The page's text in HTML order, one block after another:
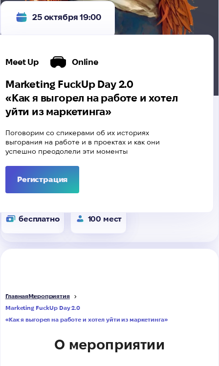
Meet Up Online
Marketing FuckUp Day 2.0
«Как я выгорел на работе и хотел
уйти из маркетинга»
Поговорим со спикерами об их историях
выгорания на работе и в проектах и ​​как они
успешно преодолели эти моменты
Регистрация
бесплатно 100 мест
25 октября 19:00
ГлавнаяМероприятия
Marketing FuckUp Day 2.0
«Как я выгорел на работе и хотел уйти из маркетинга»
О мероприятии